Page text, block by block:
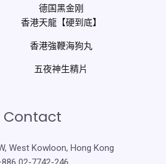
德国黑金刚
香港天龍【硬到底】
香港強鞭海狗丸
五夜神生精片
Contact
West Kowloon, Hong Kong